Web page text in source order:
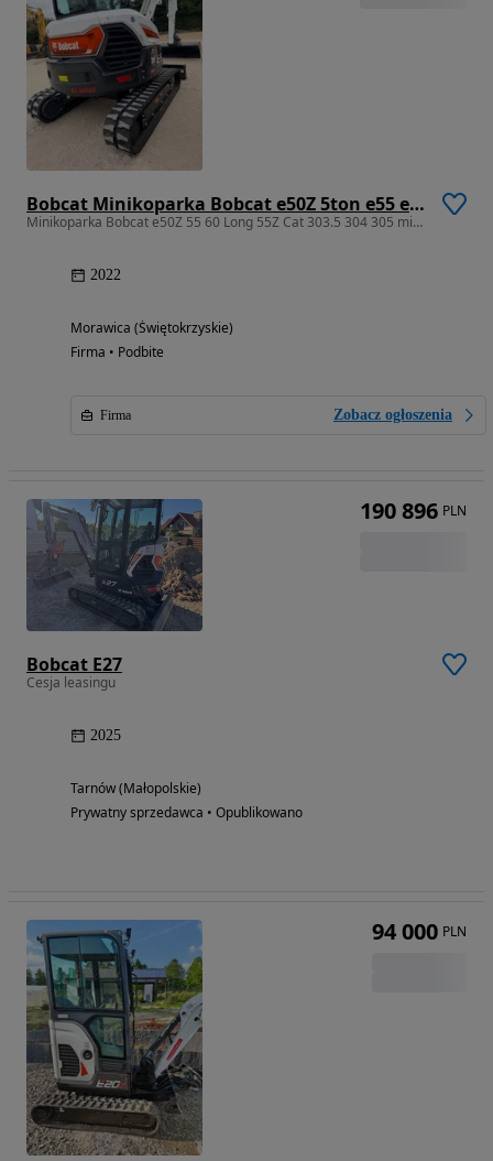
Bobcat Minikoparka Bobcat e50Z 5ton e55 e60 Cat 303.5 304 305 3xłyżki Ramię LOONG dodatkowe linie hydr wyjścia AUX1 + 2 przeciw waga MAX-dociążenie gąsienice 85% od nowości 1 właściciel z Niemiec Auto IDLEE po serwisie Widły wiertnica grabie i inne za dopłatą Szybkozłącze hydr Miller łyżka przedsiębierna Pług Kubota Takeuchi Jcb
Minikoparka Bobcat e50Z 55 60 Long 55Z Cat 303.5 304 305 mini koparka
2022
Morawica (Świętokrzyskie)
Firma • Podbite
Firma Zobacz ogłoszenia
Bobcat E27
Cesja leasingu
2025
Tarnów (Małopolskie)
Prywatny sprzedawca • Opublikowano
190 896 PLN
94 000 PLN